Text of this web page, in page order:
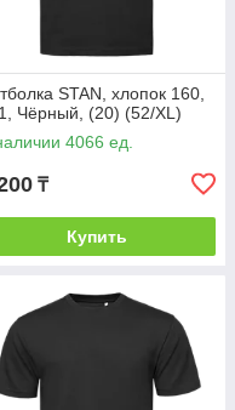
STAN, хлопок 160,
Чёрный, (20) (52/XL)
4066 ед.
₸
Купить